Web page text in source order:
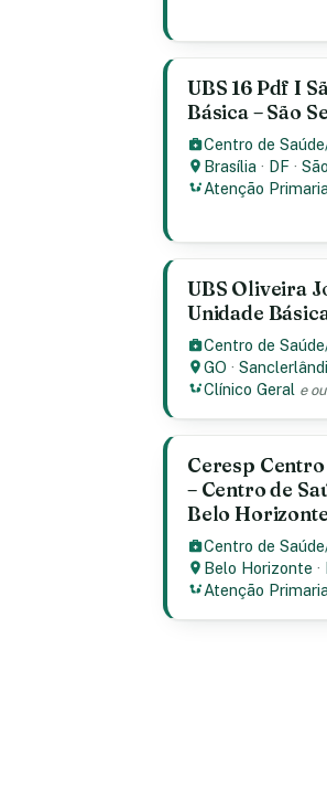
UBS 16 Pdf I
Básica – São
Centro de
Brasília · DF ·
Atenção Primaria
UBS Oliveira
Unidade
Centro de
GO ·
Clínico Geral e
Ceresp
– Centro de
Belo
Centro de
Belo Horizonte ·
Atenção Primaria